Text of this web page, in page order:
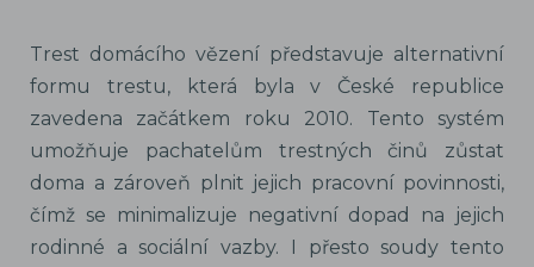
Trest domácího vězení představuje alternativní
formu trestu, která byla v České republice
zavedena začátkem roku 2010. Tento systém
umožňuje pachatelům trestných činů zůstat
doma a zároveň plnit jejich pracovní povinnosti,
čímž se minimalizuje negativní dopad na jejich
rodinné a sociální vazby. I přesto soudy tento